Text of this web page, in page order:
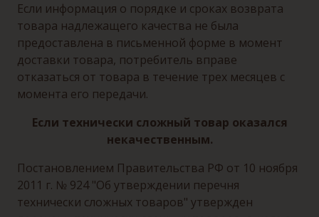
Если информация о порядке и сроках возврата
товара надлежащего качества не была
предоставлена в письменной форме в момент
доставки товара, потребитель вправе
отказаться от товара в течение трех месяцев с
момента его передачи.
Если технически сложный товар оказался
некачественным.
Постановлением Правительства РФ от 10 ноября
2011 г. № 924 "Об утверждении перечня
технически сложных товаров" утвержден